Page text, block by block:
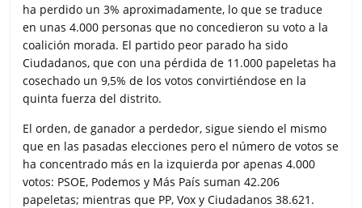
ha perdido un 3% aproximadamente, lo que se traduce
en unas 4.000 personas que no concedieron su voto a la
coalición morada. El partido peor parado ha sido
Ciudadanos, que con una pérdida de 11.000 papeletas ha
cosechado un 9,5% de los votos convirtiéndose en la
quinta fuerza del distrito.
El orden, de ganador a perdedor, sigue siendo el mismo
que en las pasadas elecciones pero el número de votos se
ha concentrado más en la izquierda por apenas 4.000
votos: PSOE, Podemos y Más País suman 42.206
papeletas; mientras que PP, Vox y Ciudadanos 38.621.